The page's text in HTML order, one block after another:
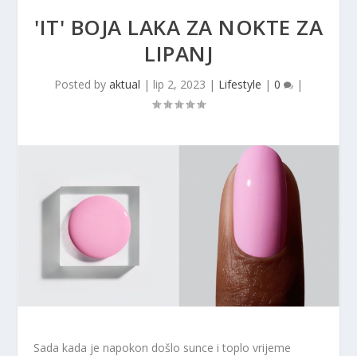
'IT' BOJA LAKA ZA NOKTE ZA
LIPANJ
Posted by aktual | lip 2, 2023 | Lifestyle | 0 |
Sada kada je napokon došlo sunce i toplo vrijeme